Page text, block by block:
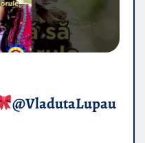
​@VladutaLupau